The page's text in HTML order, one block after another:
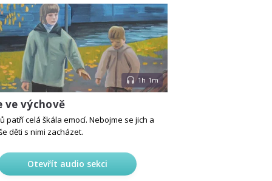
1h 1m
ve výchově
patří celá škála emocí. Nebojme se jich a
děti s nimi zacházet.
Otevřít audio sekci